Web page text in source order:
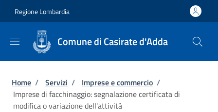
Regione Lombardia
Comune di Casirate d'Adda
Briciole di pane
Home / Servizi / Imprese e commercio /
Imprese di facchinaggio: segnalazione certificata di
modifica o variazione dell'attività